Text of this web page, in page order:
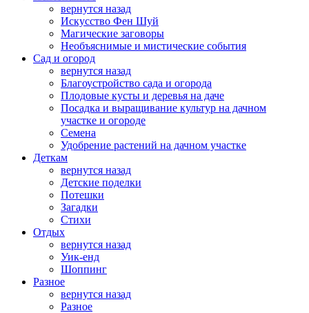
вернутся назад
Искусство Фен Шуй
Магические заговоры
Необъяснимые и мистические события
Сад и огород
вернутся назад
Благоустройство сада и огорода
Плодовые кусты и деревья на даче
Посадка и выращивание культур на дачном
участке и огороде
Семена
Удобрение растений на дачном участке
Деткам
вернутся назад
Детские поделки
Потешки
Загадки
Стихи
Отдых
вернутся назад
Уик-енд
Шоппинг
Разное
вернутся назад
Разное